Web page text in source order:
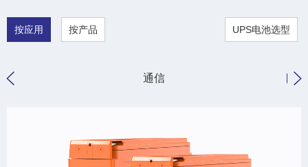
按应用 按产品 UPS电池选型
通信